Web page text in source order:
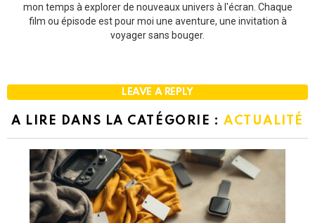
mon temps à explorer de nouveaux univers à l'écran. Chaque
film ou épisode est pour moi une aventure, une invitation à
voyager sans bouger.
LEAVE A REPLY
A LIRE DANS LA CATÉGORIE : ACTUALITÉ